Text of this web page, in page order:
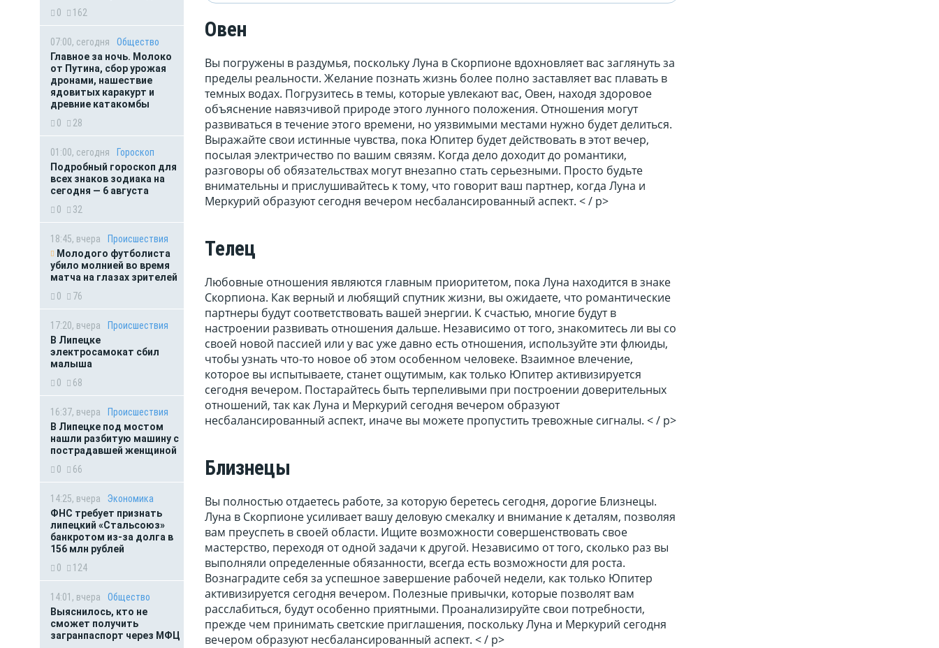
0
162
07:00, сегодня
Общество
Главное за ночь. Молоко
от Путина, сбор урожая
дронами, нашествие
ядовитых каракурт и
древние катакомбы
0
28
01:00, сегодня
Гороскоп
Подробный гороскоп для
всех знаков зодиака на
сегодня — 6 августа
0
32
18:45, вчера
Происшествия
Молодого футболиста
убило молнией во время
матча на глазах зрителей
0
76
17:20, вчера
Происшествия
В Липецке
электросамокат сбил
малыша
0
68
16:37, вчера
Происшествия
В Липецке под мостом
нашли разбитую машину с
пострадавшей женщиной
0
66
14:25, вчера
Экономика
ФНС требует признать
липецкий «Стальсоюз»
банкротом из-за долга в
156 млн рублей
0
124
14:01, вчера
Общество
Выяснилось, кто не
сможет получить
загранпаспорт через МФЦ
Овен
Вы погружены в раздумья, поскольку Луна в Скорпионе вдохновляет вас заглянуть за
пределы реальности. Желание познать жизнь более полно заставляет вас плавать в
темных водах. Погрузитесь в темы, которые увлекают вас, Овен, находя здоровое
объяснение навязчивой природе этого лунного положения. Отношения могут
развиваться в течение этого времени, но уязвимыми местами нужно будет делиться.
Выражайте свои истинные чувства, пока Юпитер будет действовать в этот вечер,
посылая электричество по вашим связям. Когда дело доходит до романтики,
разговоры об обязательствах могут внезапно стать серьезными. Просто будьте
внимательны и прислушивайтесь к тому, что говорит ваш партнер, когда Луна и
Меркурий образуют сегодня вечером несбалансированный аспект. < / p>
Телец
Любовные отношения являются главным приоритетом, пока Луна находится в знаке
Скорпиона. Как верный и любящий спутник жизни, вы ожидаете, что романтические
партнеры будут соответствовать вашей энергии. К счастью, многие будут в
настроении развивать отношения дальше. Независимо от того, знакомитесь ли вы со
своей новой пассией или у вас уже давно есть отношения, используйте эти флюиды,
чтобы узнать что-то новое об этом особенном человеке. Взаимное влечение,
которое вы испытываете, станет ощутимым, как только Юпитер активизируется
сегодня вечером. Постарайтесь быть терпеливыми при построении доверительных
отношений, так как Луна и Меркурий сегодня вечером образуют
несбалансированный аспект, иначе вы можете пропустить тревожные сигналы. < / p>
Близнецы
Вы полностью отдаетесь работе, за которую беретесь сегодня, дорогие Близнецы.
Луна в Скорпионе усиливает вашу деловую смекалку и внимание к деталям, позволяя
вам преуспеть в своей области. Ищите возможности совершенствовать свое
мастерство, переходя от одной задачи к другой. Независимо от того, сколько раз вы
выполняли определенные обязанности, всегда есть возможности для роста.
Вознаградите себя за успешное завершение рабочей недели, как только Юпитер
активизируется сегодня вечером. Полезные привычки, которые позволят вам
расслабиться, будут особенно приятными. Проанализируйте свои потребности,
прежде чем принимать светские приглашения, поскольку Луна и Меркурий сегодня
вечером образуют несбалансированный аспект. < / p>